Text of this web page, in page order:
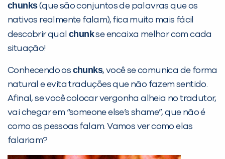
chunks(que são conjuntos de palavras que os
nativos realmente falam), fica muito mais fácil
descobrir qualchunkse encaixa melhor com cada
situação!
Conhecendo os chunks, você se comunica de forma
natural e evita traduções que não fazem sentido.
Afinal, se você colocar vergonha alheia no tradutor,
vai chegar em “someone else’s shame”, que não é
como as pessoas falam. Vamos ver como elas
falariam?
PEÇA UMA DEMONSTRAÇÃO DE MÉTODO